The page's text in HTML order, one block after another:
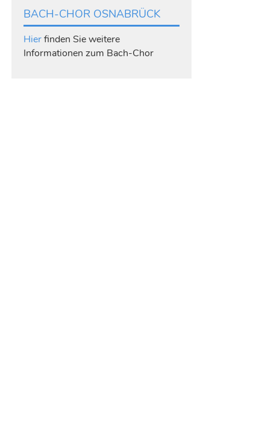
BACH-CHOR OSNABRÜCK
Hierfinden Sie weitere
Informationen zum Bach-Chor